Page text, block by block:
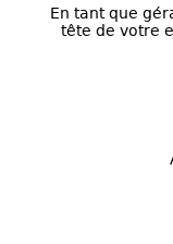
En tant que
tête de votre